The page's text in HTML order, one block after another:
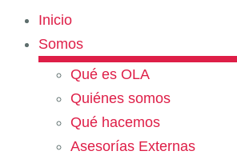
Inicio
Somos
Qué es OLA
Quiénes somos
Qué hacemos
Asesorías Externas